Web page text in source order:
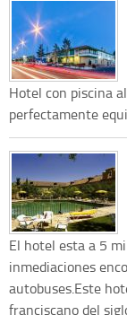
Hotel con piscina
perfectamente
El hotel esta a 5
inmediaciones
autobuses.Este
franciscano del